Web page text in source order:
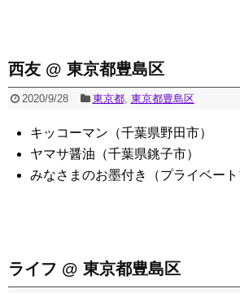
西友 @ 東京都豊島区
2020/9/28 東京都, 東京都豊島区
キッコーマン（千葉県野田市）
ヤマサ醤油（千葉県銚子市）
みなさまのお墨付き（プライベート
ライフ @ 東京都豊島区